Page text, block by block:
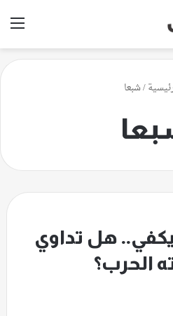
/شبعا
يكفي.. هل تداوي
الحرب؟